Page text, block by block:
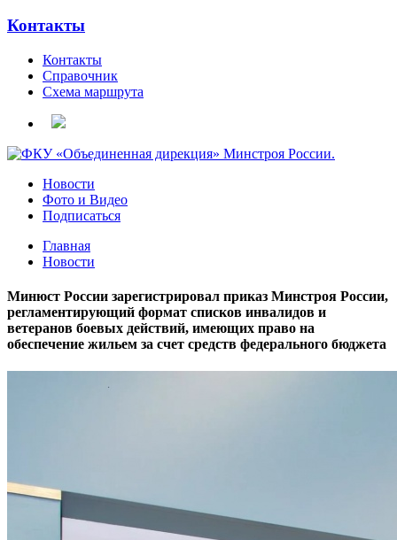
Контакты
Контакты
Справочник
Схема маршрута
Новости
Фото и Видео
Подписаться
Главная
Новости
Минюст России зарегистрировал приказ Минстроя России,
регламентирующий формат списков инвалидов и
ветеранов боевых действий, имеющих право на
обеспечение жильем за счет средств федерального бюджета